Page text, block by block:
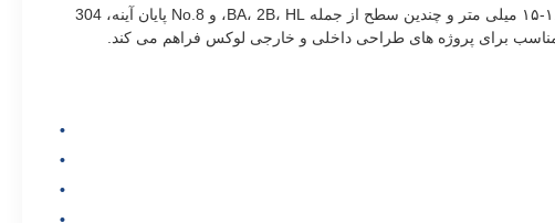
این ورق ها از فولاد ضد زنگ درجه 304 و 304L ساخته شده اند و مقاومت بسیار خوبی در برابر خوردگی، شکل پذیری و ظاهر زیبایی دارند.۱-۱۵ میلی متر و چندین سطح از جمله BA، 2B، HL، و No.8 پایان آینه، 304